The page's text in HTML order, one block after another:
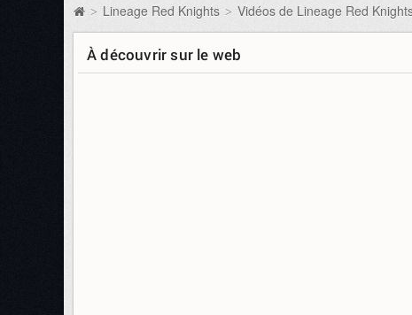
> Lineage Red Knights > Vidéos de Lineage Red
À découvrir sur le web